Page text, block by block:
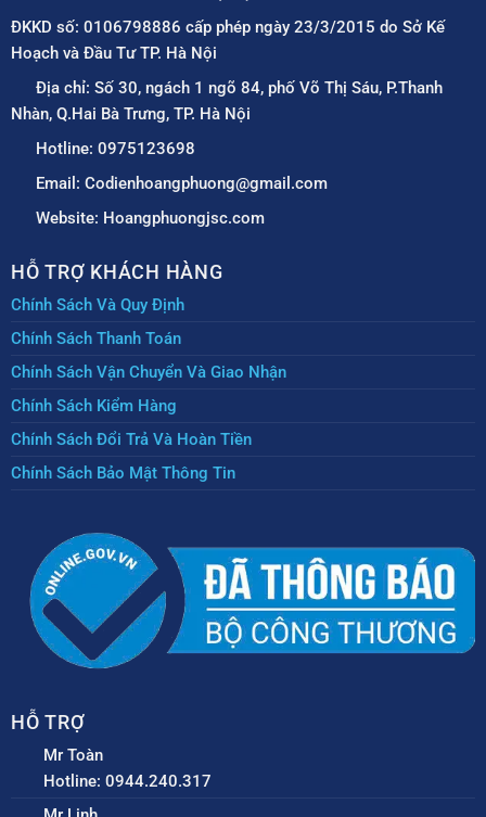
ĐKKD số: 0106798886 cấp phép ngày 23/3/2015 do Sở Kế
Hoạch và Đầu Tư TP. Hà Nội
Địa chỉ: Số 30, ngách 1 ngõ 84, phố Võ Thị Sáu, P.Thanh
Nhàn, Q.Hai Bà Trưng, TP. Hà Nội
Hotline: 0975123698
Email: Codienhoangphuong@gmail.com
Website: Hoangphuongjsc.com
HỖ TRỢ KHÁCH HÀNG
Chính Sách Và Quy Định
Chính Sách Thanh Toán
Chính Sách Vận Chuyển Và Giao Nhận
Chính Sách Kiểm Hàng
Chính Sách Đổi Trả Và Hoàn Tiền
Chính Sách Bảo Mật Thông Tin
HỖ TRỢ
Mr Toàn
Hotline: 0944.240.317